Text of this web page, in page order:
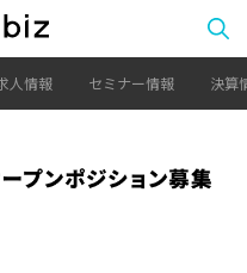
人情報 セミナー情報 決算